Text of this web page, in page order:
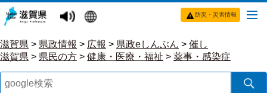
防災・災害情報
滋賀県 > 県政情報 > 広報 > 県政eしんぶん > 催し
滋賀県 > 県民の方 > 健康・医療・福祉 > 薬事・感染症